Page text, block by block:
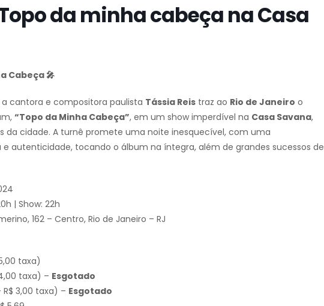
da minha cabeça na Casa
Cabeça 🎤
a cantora e compositora paulista Tássia Reis traz ao Rio de Janeiro o
“Topo da Minha Cabeça”, em um show imperdível na Casa Savana,
da cidade. A turnê promete uma noite inesquecível, com uma
autenticidade, tocando o álbum na íntegra, além de grandes sucessos de
| Show: 22h
162 – Centro, Rio de Janeiro – RJ
taxa)
taxa) – Esgotado
R$ 3,00 taxa) – Esgotado